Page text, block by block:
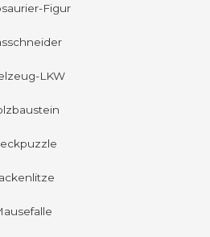
Figur
LKW